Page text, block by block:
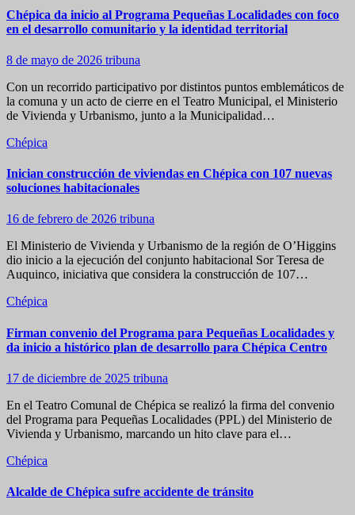
Chépica da inicio al Programa Pequeñas Localidades con foco
en el desarrollo comunitario y la identidad territorial
8 de mayo de 2026 tribuna
Con un recorrido participativo por distintos puntos emblemáticos de
la comuna y un acto de cierre en el Teatro Municipal, el Ministerio
de Vivienda y Urbanismo, junto a la Municipalidad…
Chépica
Inician construcción de viviendas en Chépica con 107 nuevas
soluciones habitacionales
16 de febrero de 2026 tribuna
El Ministerio de Vivienda y Urbanismo de la región de O’Higgins
dio inicio a la ejecución del conjunto habitacional Sor Teresa de
Auquinco, iniciativa que considera la construcción de 107…
Chépica
Firman convenio del Programa para Pequeñas Localidades y
da inicio a histórico plan de desarrollo para Chépica Centro
17 de diciembre de 2025 tribuna
En el Teatro Comunal de Chépica se realizó la firma del convenio
del Programa para Pequeñas Localidades (PPL) del Ministerio de
Vivienda y Urbanismo, marcando un hito clave para el…
Chépica
Alcalde de Chépica sufre accidente de tránsito